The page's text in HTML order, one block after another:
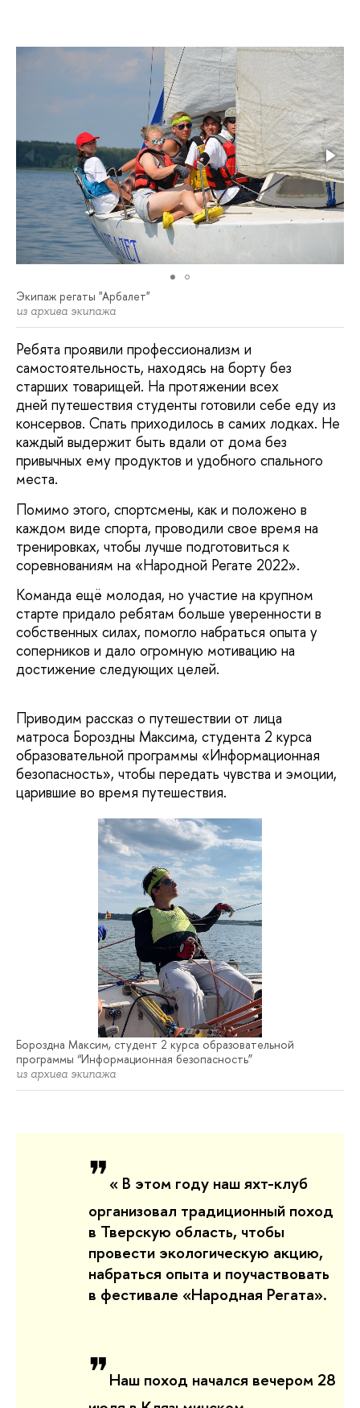
Экипаж регаты "Арбалет"
из архива экипажа
Ребята проявили профессионализм и
самостоятельность, находясь на борту без
старших товарищей. На протяжении всех
дней путешествия студенты готовили себе еду из
консервов. Спать приходилось в самих лодках. Не
каждый выдержит быть вдали от дома без
привычных ему продуктов и удобного спального
места.
Помимо этого, спортсмены, как и положено в
каждом виде спорта, проводили свое время на
тренировках, чтобы лучше подготовиться к
соревнованиям на «Народной Регате 2022».
Команда ещё молодая, но участие на крупном
старте придало ребятам больше уверенности в
собственных силах, помогло набраться опыта у
соперников и дало огромную мотивацию на
достижение следующих целей.
Приводим рассказ о путешествии от лица
матроса Бороздны Максима, студента 2 курса
образовательной программы «Информационная
безопасность», чтобы передать чувства и эмоции,
царившие во время путешествия.
Бороздна Максим, студент 2 курса образовательной
программы “Информационная безопасность”
из архива экипажа
❞« В этом году наш яхт-клуб
организовал традиционный поход
в Тверскую область, чтобы
провести экологическую акцию,
набраться опыта и поучаствовать
в фестивале «Народная Регата».
❞Наш поход начался вечером 28